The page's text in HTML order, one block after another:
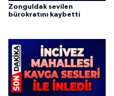
Zonguldak sevilen
bürokratını kaybetti